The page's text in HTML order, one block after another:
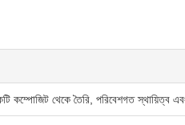
কম্পোজিট থেকে তৈরি, পরিবেশগত স্থায়িত্ব